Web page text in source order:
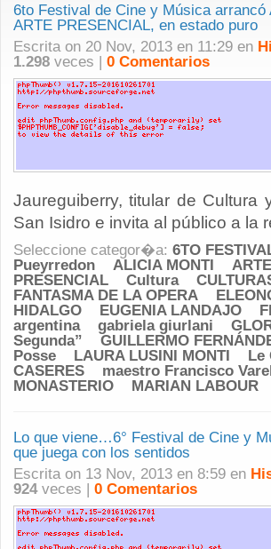
6to Festival de Cine y Música arrancó
ARTE PRESENCIAL, en estado puro
Escrita on 20 Nov, 2013 en 11:29 en
1.298 veces | 0 Comentarios
Jaureguiberry, titular de
San Isidro e invita al público a la
Seleccione categor�a: 6TO
Pueyrredon
ALICIA MONTI
ARTE
PRESENCIAL
Cultura
FANTASMA DE LA OPERA
HIDALGO
EUGENIA LANDAJO
argentina
gabriela giurlani
Segunda”
GUILLERMO
Posse
LAURA LUSINI MONTI Le
CASERES
maestro Francisco
MONASTERIO
MARIAN LABOUR
Lo que viene…6° Festival de Cine y
que juega con los sentidos
Escrita on 13 Nov, 2013 en 8:59 en
924veces | 0 Comentarios